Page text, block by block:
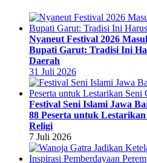
Nyaneut Festival 2026
Bupati Garut: Tradisi Ini
Daerah
31 Juli 2026
Festival Seni Islami Jawa
88 Peserta untuk
Religi
7 Juli 2026